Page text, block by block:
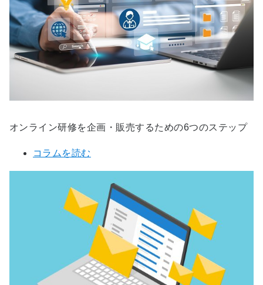
オンライン研修を企画・販売するための6つのステップ
コラムを読む